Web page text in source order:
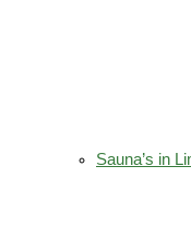
Sauna’s in